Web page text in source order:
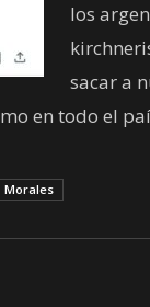
los
sacar a
en todo el
Morales